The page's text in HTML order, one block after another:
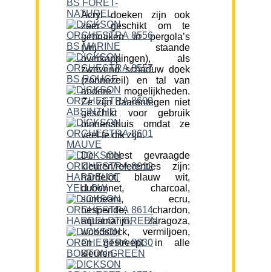
Acryl doeken zijn ook
zeer geschikt om te
gebruiken in pergola’s
(vrij staande
overkappingen), als
zwevend schaduw doek
(zonnezeil) en tal van
andere mogelijkheden.
Ze zijn daarentegen niet
geschikt voor gebruik
binnenshuis omdat ze
veel te dik zijn.
De meest gevraagde
kleuren/referenties zijn:
hardelot, blauw wit,
dubonnet, charcoal,
sunbeam, ecru,
hesperide, chardon,
aquamarijn, zaragoza,
woodstock, vermiljoen,
en gestreept in alle
kleuren.